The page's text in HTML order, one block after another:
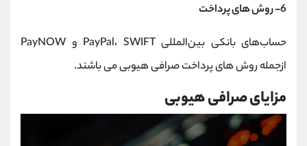
6- روش های پرداخت
حساب‌های بانکی بین‌المللی PayPal، SWIFT و PayNOW
ازجمله روش های پرداخت صرافی هیوبی می باشند.
مزایای صرافی هیوبی